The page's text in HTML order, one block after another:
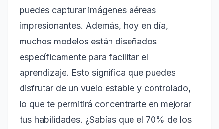
puedes capturar imágenes aéreas
impresionantes. Además, hoy en día,
muchos modelos están diseñados
específicamente para facilitar el
aprendizaje. Esto significa que puedes
disfrutar de un vuelo estable y controlado,
lo que te permitirá concentrarte en mejorar
tus habilidades. ¿Sabías que el 70% de los